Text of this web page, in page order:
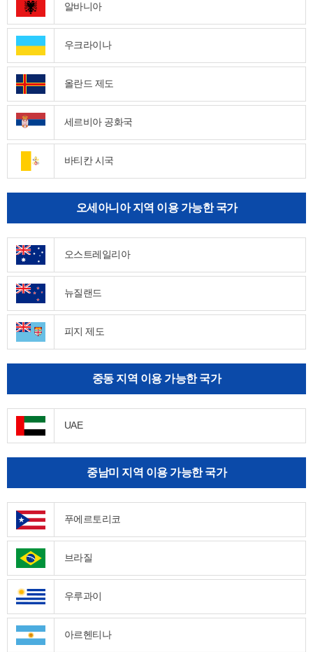
알바니아
우크라이나
올란드 제도
세르비아 공화국
바티칸 시국
오세아니아 지역 이용 가능한 국가
오스트레일리아
뉴질랜드
피지 제도
중동 지역 이용 가능한 국가
UAE
중남미 지역 이용 가능한 국가
푸에르토리코
브라질
우루과이
아르헨티나